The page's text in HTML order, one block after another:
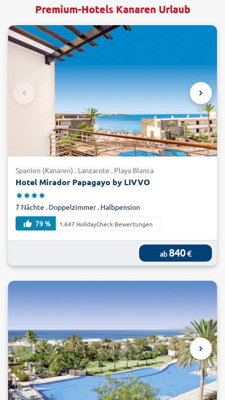
Premium-Hotels Kanaren Urlaub
Spanien (Kanaren) . Lanzarote . Playa Blanca
Hotel Mirador Papagayo by LIVVO
7 Nächte . Doppelzimmer . Halbpension
79 %
1.647 HolidayCheck Bewertungen
ab 840€